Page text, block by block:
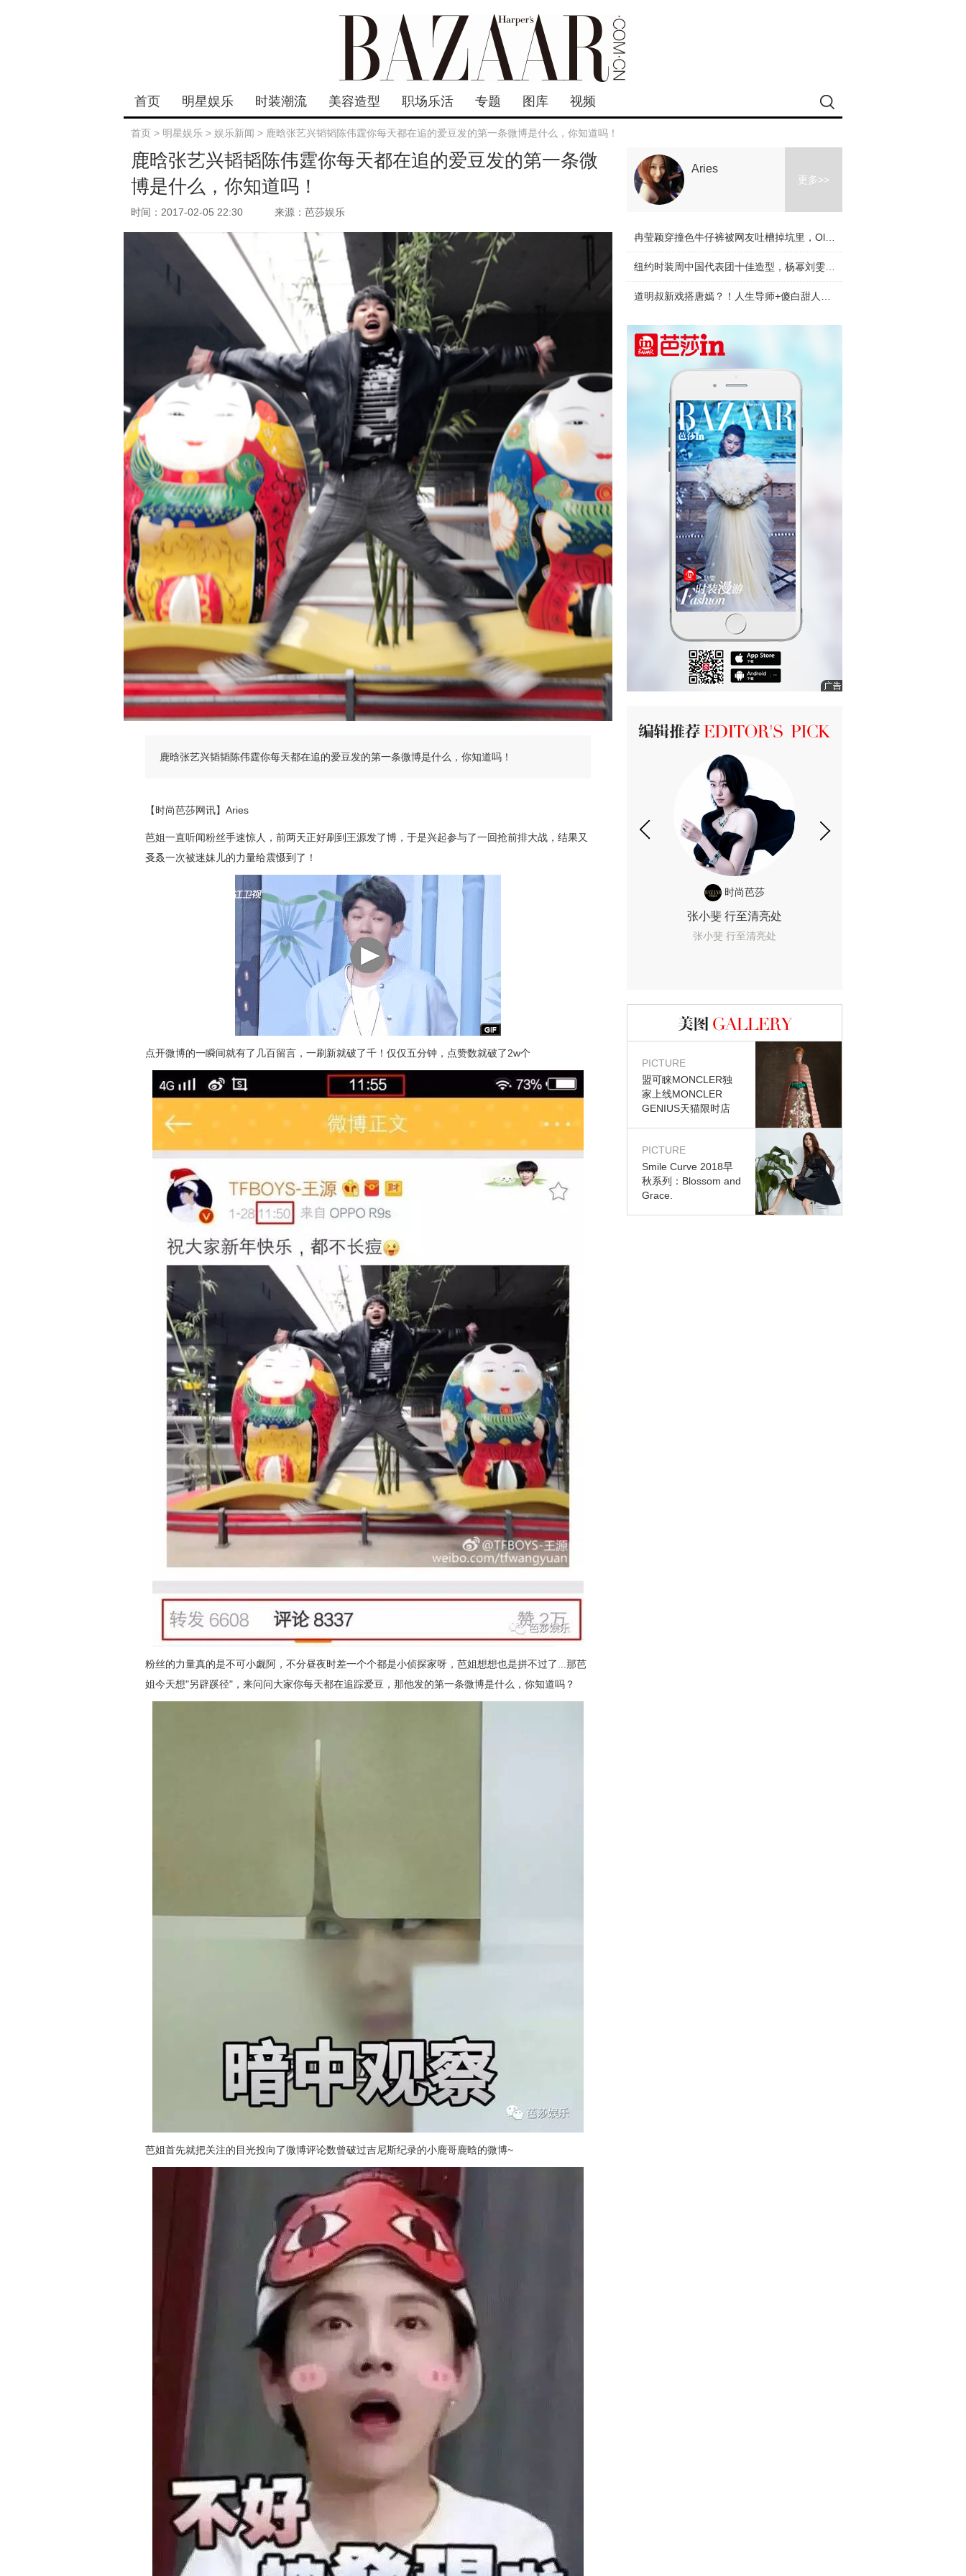
首页 明星娱乐 时装潮流 美容造型 职场乐活 专题 图库 视频
首页 > 明星娱乐 > 娱乐新闻 > 鹿晗张艺兴韬韬陈伟霆你每天都在追的爱豆发的第一条微博是什么，你知道吗！
鹿晗张艺兴韬韬陈伟霆你每天都在追的爱豆发的第一条微
博是什么，你知道吗！
时间：2017-02-05 22:30 来源：芭莎娱乐
鹿晗张艺兴韬韬陈伟霆你每天都在追的爱豆发的第一条微博是什么，你知道吗！
【时尚芭莎网讯】Aries
芭姐一直听闻粉丝手速惊人，前两天正好刷到王源发了博，于是兴起参与了一回抢前排大战，结果又
㕛叒一次被迷妹儿的力量给震慑到了！
点开微博的一瞬间就有了几百留言，一刷新就破了千！仅仅五分钟，点赞数就破了2w个
粉丝的力量真的是不可小觑阿，不分昼夜时差一个个都是小侦探家呀，芭姐想想也是拼不过了...那芭
姐今天想"另辟蹊径"，来问问大家你每天都在追踪爱豆，那他发的第一条微博是什么，你知道吗？
芭姐首先就把关注的目光投向了微博评论数曾破过吉尼斯纪录的小鹿哥鹿晗的微博~
Aries
更多>>
时尚芭莎
张小斐 行至清亮处
张小斐 行至清亮处
图库
PICTURE
盟可睐MONCLER独
家上线MONCLER
GENIUS天猫限时店
PICTURE
Smile Curve 2018早
秋系列：Blossom and
Grace.